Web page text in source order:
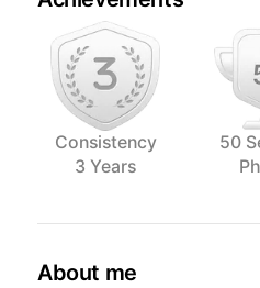
Consistency
3 Years
50
About me